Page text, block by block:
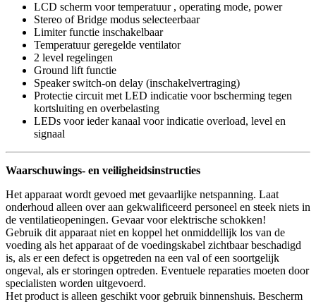
LCD scherm voor temperatuur , operating mode, power
Stereo of Bridge modus selecteerbaar
Limiter functie inschakelbaar
Temperatuur geregelde ventilator
2 level regelingen
Ground lift functie
Speaker switch-on delay (inschakelvertraging)
Protectie circuit met LED indicatie voor bscherming tegen
kortsluiting en overbelasting
LEDs voor ieder kanaal voor indicatie overload, level en
signaal
Waarschuwings- en veiligheidsinstructies
Het apparaat wordt gevoed met gevaarlijke netspanning. Laat
onderhoud alleen over aan gekwalificeerd personeel en steek niets in
de ventilatieopeningen. Gevaar voor elektrische schokken!
Gebruik dit apparaat niet en koppel het onmiddellijk los van de
voeding als het apparaat of de voedingskabel zichtbaar beschadigd
is, als er een defect is opgetreden na een val of een soortgelijk
ongeval, als er storingen optreden. Eventuele reparaties moeten door
specialisten worden uitgevoerd.
Het product is alleen geschikt voor gebruik binnenshuis. Bescherm